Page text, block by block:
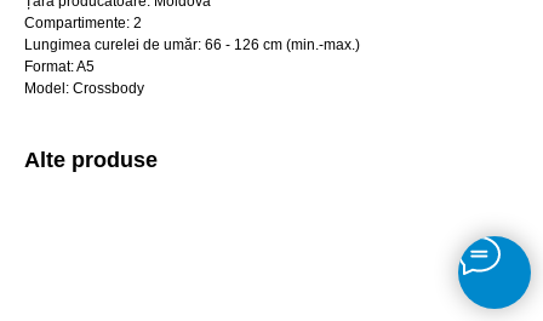
Compartimente: 2
Lungimea curelei de umăr: 66 - 126 cm (min.-max.)
Format: A5
Model: Crossbody
Alte produse